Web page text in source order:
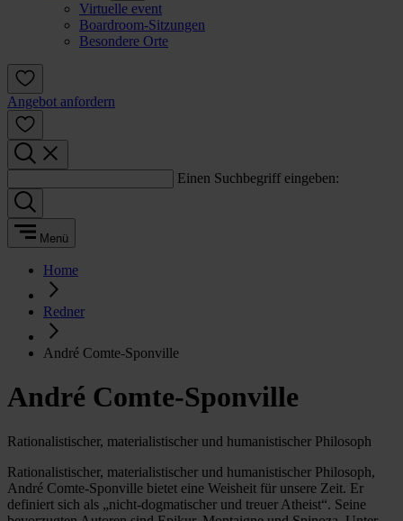
Virtuelle event
Boardroom-Sitzungen
Besondere Orte
Angebot anfordern
Einen Suchbegriff eingeben:
Menü
Home
Redner
André Comte-Sponville
André Comte-Sponville
Rationalistischer, materialistischer und humanistischer Philosoph
Rationalistischer, materialistischer und humanistischer Philosoph,
André Comte-Sponville bietet eine Weisheit für unsere Zeit. Er
definiert sich als „nicht-dogmatischer und treuer Atheist“. Seine